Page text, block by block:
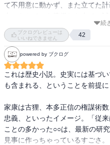
て不用意に動かず、また立てた
決する。
まだ1/3が終わった段階ですが、
勝利したのかがわかる内容でした
ただ、家康のキャラの陰湿すぎ
そらく家康の事がキライなんだ
中巻・下巻が楽しみです。
【あらすじ】
続
ブクログレビューは
いいねできません
42
powered by ブクログ
これは歴史小説。史実には基づ
も含まれる、ということを前提に
家康は古狸、本多正信の権謀術
忠義、といったイメージ。「従
ことの多かった○○は、最新の研
見事に作っちゃっているすごさ。